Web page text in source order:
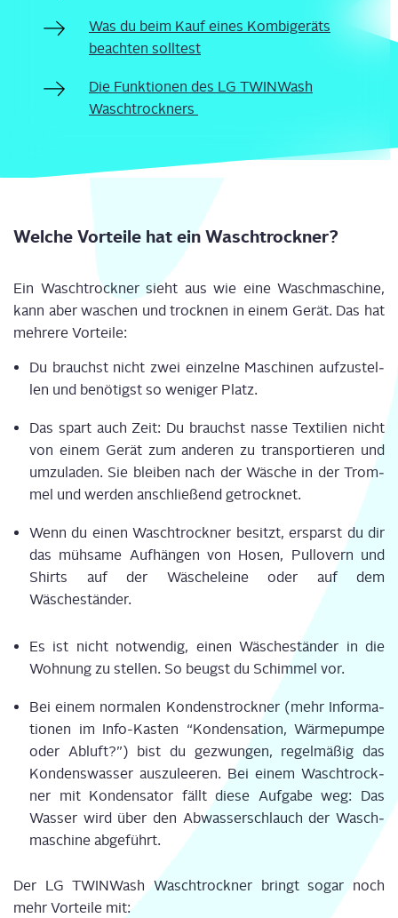
Was du beim Kauf eines Kom­bi­ge­räts
beach­ten solltest
Die Funk­tio­nen des LG TWIN­Wa­sh
Waschtrockners
Wel­che Vor­tei­le hat ein Waschtrockner?
Ein Wasch­trock­ner sieht aus wie eine Wasch­ma­schi­ne,
kann aber waschen und trock­nen in einem Gerät. Das hat
meh­re­re Vorteile:
Du brauchst nicht zwei ein­zel­ne Maschi­nen auf­zu­stel­
len und benö­tigst so weni­ger Platz.
Das spart auch Zeit: Du brauchst nas­se Tex­ti­li­en nicht
von einem Gerät zum ande­ren zu trans­por­tie­ren und
umzu­la­den. Sie blei­ben nach der Wäsche in der Trom­
mel und wer­den anschlie­ßend getrocknet.
Wenn du einen Wasch­trock­ner besitzt, ersparst du dir
das müh­sa­me Auf­hän­gen von Hosen, Pull­overn und
Shirts auf der Wäsche­lei­ne oder auf dem
Wäscheständer.
Es ist nicht not­wen­dig, einen Wäsche­stän­der in die
Woh­nung zu stel­len. So beugst du Schim­mel vor.
Bei einem nor­ma­len Kon­denstrock­ner (mehr Infor­ma­
tio­nen im Info-Kas­ten “Kon­den­sa­ti­on, Wär­me­pum­pe
oder Abluft?”) bist du gezwun­gen, regel­mä­ßig das
Kon­dens­was­ser aus­zu­lee­ren. Bei einem Wasch­trock­
ner mit Kon­den­sa­tor fällt die­se Auf­ga­be weg: Das
Was­ser wird über den Abwas­ser­schlauch der Wasch­
ma­schi­ne abgeführt.
Der LG TWIN­Wa­sh Wasch­trock­ner bringt sogar noch
mehr Vor­tei­le mit: